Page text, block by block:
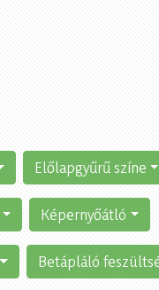
Előlapgyűrű színe
Képernyőátló